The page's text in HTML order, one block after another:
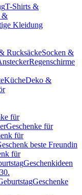
T-Shirts &
&
Kleidung
RucksäckeSocken &
Regenschirme
KücheDeko &
für
Geschenke für
für
beste Freundin
für
Geschenkideen
Geschenke